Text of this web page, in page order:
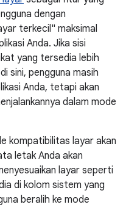
dengan
terkecil" maksimal
Anda. Jika sisi
yang tersedia lebih
sini, pengguna masih
Anda, tetapi akan
dalam mode
kompatibilitas layar akan
letak Anda akan
layar seperti
di kolom sistem yang
beralih ke mode